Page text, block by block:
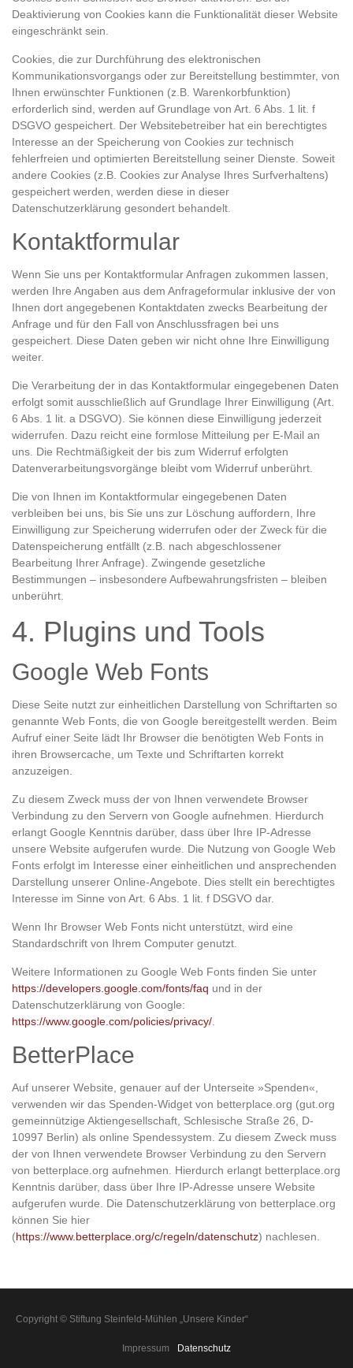
Deaktivierung von Cookies kann die Funktionalität dieser Website
eingeschränkt sein.
Cookies, die zur Durchführung des elektronischen
Kommunikationsvorgangs oder zur Bereitstellung bestimmter, von
Ihnen erwünschter Funktionen (z.B. Warenkorbfunktion)
erforderlich sind, werden auf Grundlage von Art. 6 Abs. 1 lit. f
DSGVO gespeichert. Der Websitebetreiber hat ein berechtigtes
Interesse an der Speicherung von Cookies zur technisch
fehlerfreien und optimierten Bereitstellung seiner Dienste. Soweit
andere Cookies (z.B. Cookies zur Analyse Ihres Surfverhaltens)
gespeichert werden, werden diese in dieser
Datenschutzerklärung gesondert behandelt.
Kontaktformular
Wenn Sie uns per Kontaktformular Anfragen zukommen lassen,
werden Ihre Angaben aus dem Anfrageformular inklusive der von
Ihnen dort angegebenen Kontaktdaten zwecks Bearbeitung der
Anfrage und für den Fall von Anschlussfragen bei uns
gespeichert. Diese Daten geben wir nicht ohne Ihre Einwilligung
weiter.
Die Verarbeitung der in das Kontaktformular eingegebenen Daten
erfolgt somit ausschließlich auf Grundlage Ihrer Einwilligung (Art.
6 Abs. 1 lit. a DSGVO). Sie können diese Einwilligung jederzeit
widerrufen. Dazu reicht eine formlose Mitteilung per E-Mail an
uns. Die Rechtmäßigkeit der bis zum Widerruf erfolgten
Datenverarbeitungsvorgänge bleibt vom Widerruf unberührt.
Die von Ihnen im Kontaktformular eingegebenen Daten
verbleiben bei uns, bis Sie uns zur Löschung auffordern, Ihre
Einwilligung zur Speicherung widerrufen oder der Zweck für die
Datenspeicherung entfällt (z.B. nach abgeschlossener
Bearbeitung Ihrer Anfrage). Zwingende gesetzliche
Bestimmungen – insbesondere Aufbewahrungsfristen – bleiben
unberührt.
4. Plugins und Tools
Google Web Fonts
Diese Seite nutzt zur einheitlichen Darstellung von Schriftarten so
genannte Web Fonts, die von Google bereitgestellt werden. Beim
Aufruf einer Seite lädt Ihr Browser die benötigten Web Fonts in
ihren Browsercache, um Texte und Schriftarten korrekt
anzuzeigen.
Zu diesem Zweck muss der von Ihnen verwendete Browser
Verbindung zu den Servern von Google aufnehmen. Hierdurch
erlangt Google Kenntnis darüber, dass über Ihre IP-Adresse
unsere Website aufgerufen wurde. Die Nutzung von Google Web
Fonts erfolgt im Interesse einer einheitlichen und ansprechenden
Darstellung unserer Online-Angebote. Dies stellt ein berechtigtes
Interesse im Sinne von Art. 6 Abs. 1 lit. f DSGVO dar.
Wenn Ihr Browser Web Fonts nicht unterstützt, wird eine
Standardschrift von Ihrem Computer genutzt.
Weitere Informationen zu Google Web Fonts finden Sie unter
https://developers.google.com/fonts/faq und in der
Datenschutzerklärung von Google:
https://www.google.com/policies/privacy/.
BetterPlace
Auf unserer Website, genauer auf der Unterseite »Spenden«,
verwenden wir das Spenden-Widget von betterplace.org (gut.org
gemeinnützige Aktiengesellschaft, Schlesische Straße 26, D-
10997 Berlin) als online Spendessystem. Zu diesem Zweck muss
der von Ihnen verwendete Browser Verbindung zu den Servern
von betterplace.org aufnehmen. Hierdurch erlangt betterplace.org
Kenntnis darüber, dass über Ihre IP-Adresse unsere Website
aufgerufen wurde. Die Datenschutzerklärung von betterplace.org
können Sie hier
(https://www.betterplace.org/c/regeln/datenschutz) nachlesen.
Copyright © Stiftung Steinfeld-Mühlen „Unsere Kinder“
Impressum Datenschutz